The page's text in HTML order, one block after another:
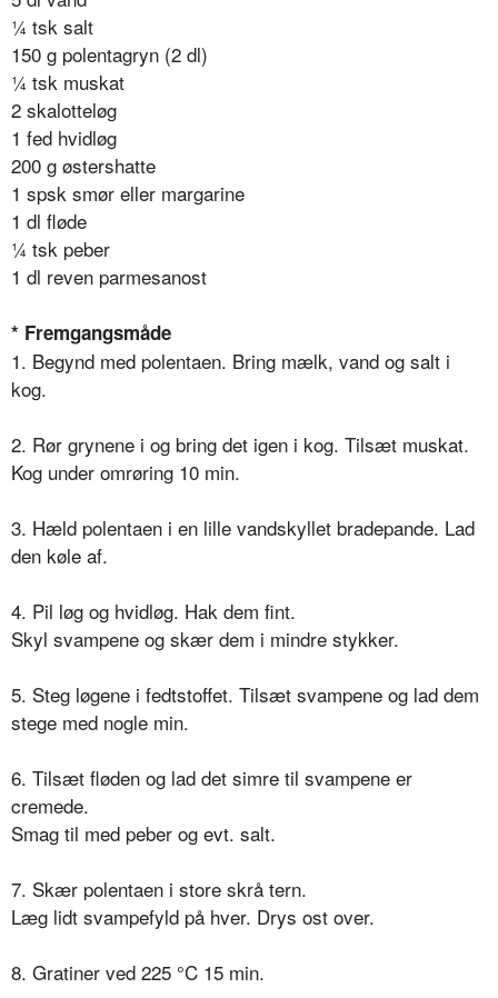
¼ tsk salt
150 g polentagryn (2 dl)
¼ tsk muskat
2 skalotteløg
1 fed hvidløg
200 g østershatte
1 spsk smør eller margarine
1 dl fløde
¼ tsk peber
1 dl reven parmesanost
* Fremgangsmåde
1. Begynd med polentaen. Bring mælk, vand og salt i
kog.
2. Rør grynene i og bring det igen i kog. Tilsæt muskat.
Kog under omrøring 10 min.
3. Hæld polentaen i en lille vandskyllet bradepande. Lad
den køle af.
4. Pil løg og hvidløg. Hak dem fint.
Skyl svampene og skær dem i mindre stykker.
5. Steg løgene i fedtstoffet. Tilsæt svampene og lad dem
stege med nogle min.
6. Tilsæt fløden og lad det simre til svampene er
cremede.
Smag til med peber og evt. salt.
7. Skær polentaen i store skrå tern.
Læg lidt svampefyld på hver. Drys ost over.
8. Gratiner ved 225 °C 15 min.